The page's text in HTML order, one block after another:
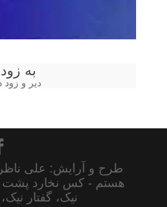
به
دیر و زود
طرح و آرایش: علی
هستم - کس نخارد پشت
نیک، گفتار